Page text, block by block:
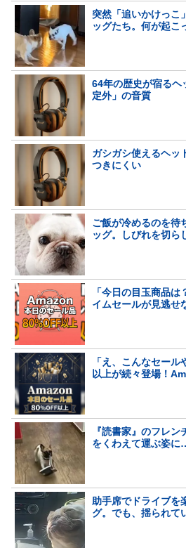
突然「追いかけっこ
ッグたち。何が起
64年の歴史が宿るヘ
定外」の音質
ガシガシ使えるヘッ
つきにくい
ご飯が冷めるのを待
ッグ。しびれを切
「今日の目玉商品
イムセールが見逃せ
「え、こんなセー
以上が続々登場！
『読書家』のフレ
をくわえて運ぶ姿
助手席でドライブを
グ。でも、揺られて